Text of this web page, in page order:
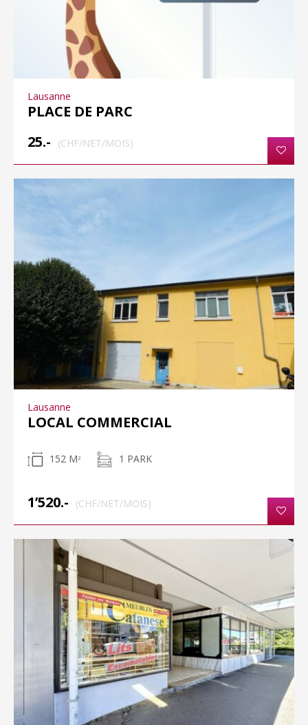
Lausanne
PLACE DE PARC
25.-
(CHF/NET/MOIS)
Lausanne
LOCAL COMMERCIAL
152 M 2 1 PARK
1’520.- (CHF/NET/MOIS)